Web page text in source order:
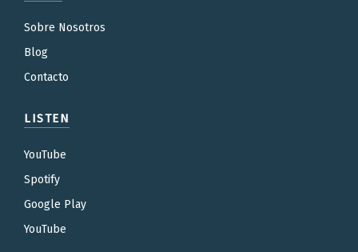
Sobre Nosotros
Blog
Contacto
LISTEN
YouTube
Spotify
Google Play
YouTube